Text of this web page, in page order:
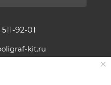
92-01
kit.ru
ТЦ "Альтус"